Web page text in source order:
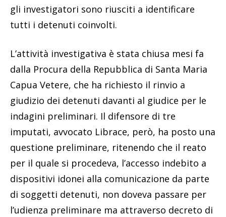
gli investigatori sono riusciti a identificare
tutti i detenuti coinvolti.
L’attività investigativa è stata chiusa mesi fa
dalla Procura della Repubblica di Santa Maria
Capua Vetere, che ha richiesto il rinvio a
giudizio dei detenuti davanti al giudice per le
indagini preliminari. Il difensore di tre
imputati, avvocato Librace, però, ha posto una
questione preliminare, ritenendo che il reato
per il quale si procedeva, l’accesso indebito a
dispositivi idonei alla comunicazione da parte
di soggetti detenuti, non doveva passare per
l’udienza preliminare ma attraverso decreto di